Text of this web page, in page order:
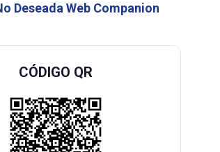
Deseada Web Companion
CÓDIGO QR